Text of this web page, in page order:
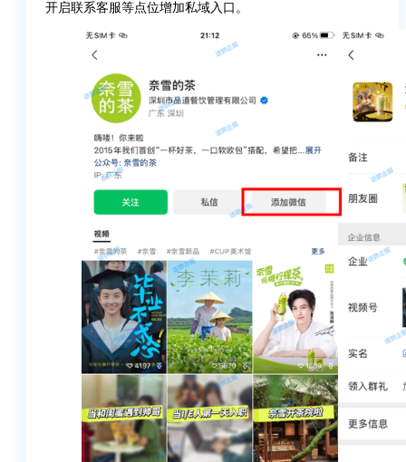
开启联系客服等点位增加私域入口。